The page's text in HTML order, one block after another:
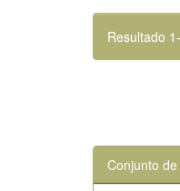
Resultado
Conjunto